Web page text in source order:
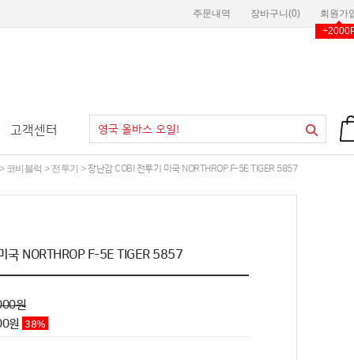
회원가
장바구니(0)
주문내역
고객센터
코비블럭 > 전투기 > 장난감 COBI 전투기 미국 NORTHROP F-5E TIGER 5857
국 NORTHROP F-5E TIGER 5857
원
원 38%